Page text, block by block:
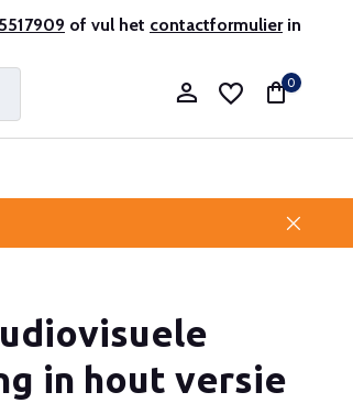
klantenservice
of vul het contactformulierin
Account aanmaken
0
in hout versie